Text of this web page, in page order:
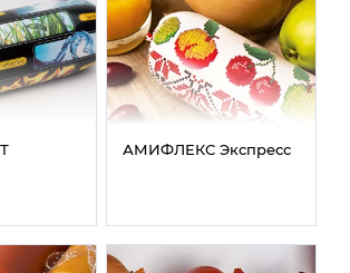
АМИФЛЕКС Экспресс